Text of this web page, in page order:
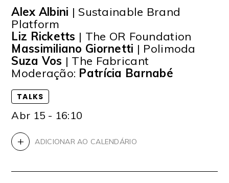
Alex Albini | Sustainable Brand
Platform
Liz Ricketts | The OR Foundation
Massimiliano Giornetti | Polimoda
Suza Vos | The Fabricant
Moderação: Patrícia Barnabé
TALKS
Abr 15 - 16:10
+ ADICIONAR AO CALENDÁRIO